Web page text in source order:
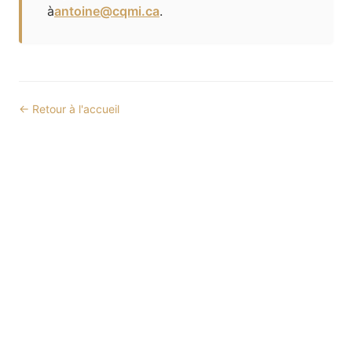
àantoine@cqmi.ca.
← Retour à l'accueil